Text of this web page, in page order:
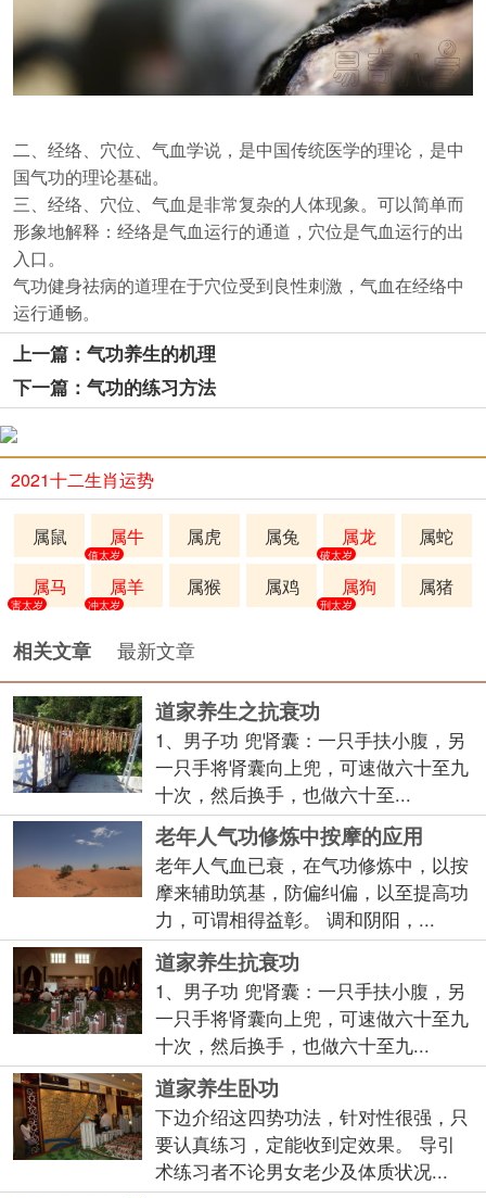
二、经络、穴位、气血学说，是中国传统医学的理论，是中
国气功的理论基础。
三、经络、穴位、气血是非常复杂的人体现象。可以简单而
形象地解释：经络是气血运行的通道，穴位是气血运行的出
入口。
气功健身祛病的道理在于穴位受到良性刺激，气血在经络中
运行通畅。
上一篇：气功养生的机理
下一篇：气功的练习方法
2021十二生肖运势
属鼠 属牛
值太岁
属虎 属兔 属龙
破太岁
属蛇
属马
害太岁
属羊
冲太岁
属猴 属鸡 属狗
刑太岁
属猪
相关文章 最新文章
道家养生之抗衰功
1、男子功 兜肾囊：一只手扶小腹，另
一只手将肾囊向上兜，可速做六十至九
十次，然后换手，也做六十至...
老年人气功修炼中按摩的应用
老年人气血已衰，在气功修炼中，以按
摩来辅助筑基，防偏纠偏，以至提高功
力，可谓相得益彰。 调和阴阳，...
道家养生抗衰功
1、男子功 兜肾囊：一只手扶小腹，另
一只手将肾囊向上兜，可速做六十至九
十次，然后换手，也做六十至九...
道家养生卧功
下边介绍这四势功法，针对性很强，只
要认真练习，定能收到定效果。 导引
术练习者不论男女老少及体质状况...